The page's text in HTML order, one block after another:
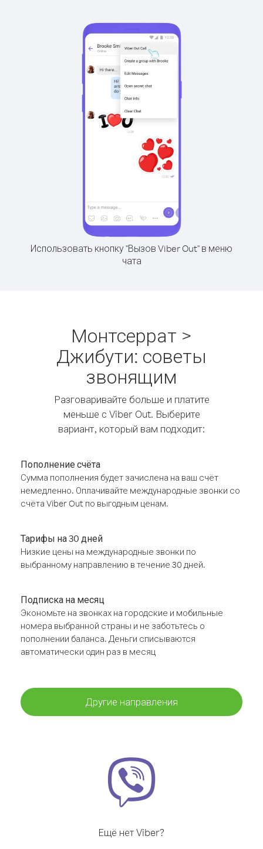
Использовать кнопку "Вызов Viber Out" в меню
чата
Монтсеррат >
Джибути: советы
звонящим
Разговаривайте больше и платите
меньше с Viber Out. Выберите
вариант, который вам подходит:
Пополнение счёта
Сумма пополнения будет зачислена на ваш счёт
немедленно. Оплачивайте международные звонки со
счёта Viber Out по выгодным ценам.
Тарифы на 30 дней
Низкие цены на международные звонки по
выбранному направлению в течение 30 дней.
Подписка на месяц
Экономьте на звонках на городские и мобильные
номера выбранной страны и не заботьтесь о
пополнении баланса. Деньги списываются
автоматически один раз в месяц
Другие направления
Ещё нет Viber?